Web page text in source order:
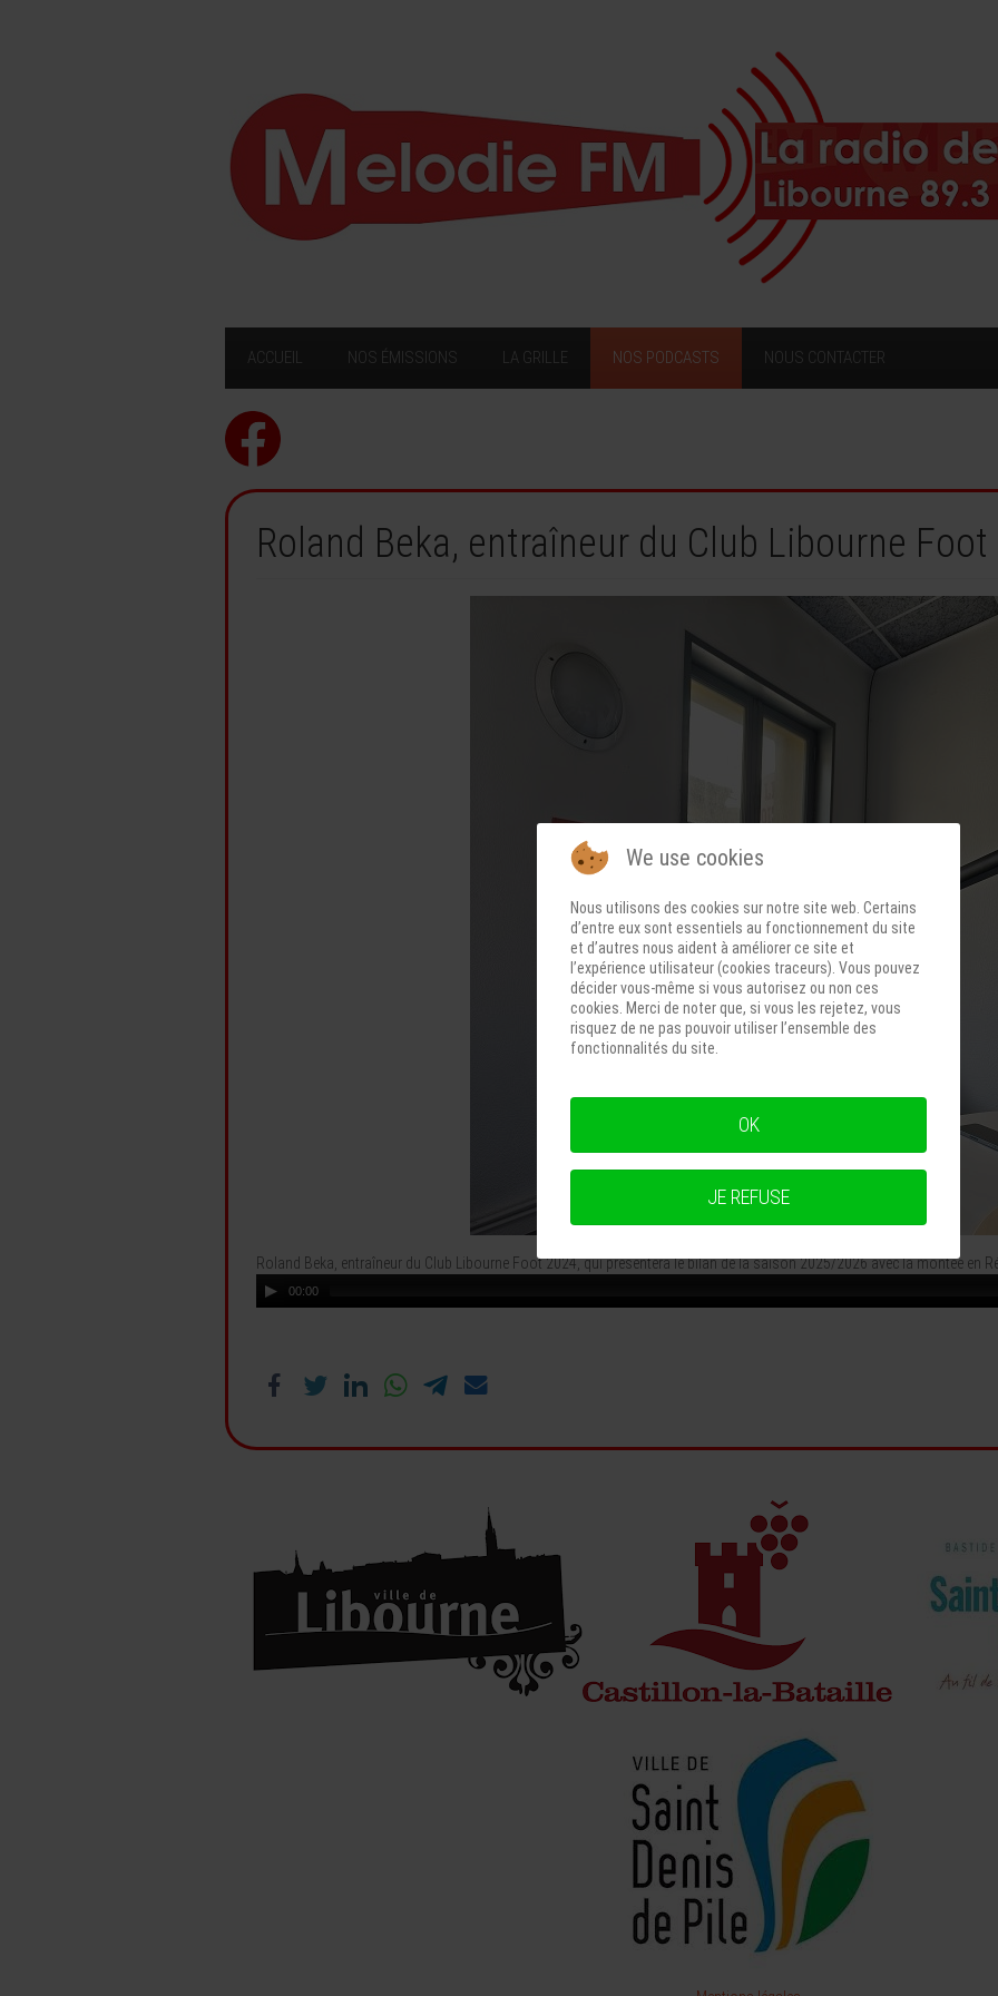
ACCUEIL NOS ÉMISSIONS LA GRILLE NOS PODCASTS NOUS CONTACTER
Roland Beka, entraîneur du Club Libourne
Roland Beka, entraîneur du Club Libourne Foot 2024, qui présentera le bilan de la saison 2025/2026 avec la montée en
00:00
We use cookies
Nous utilisons des cookies sur notre site web. Certains
d’entre eux sont essentiels au fonctionnement du site
et d’autres nous aident à améliorer ce site et
l’expérience utilisateur (cookies traceurs). Vous pouvez
décider vous-même si vous autorisez ou non ces
cookies. Merci de noter que, si vous les rejetez, vous
risquez de ne pas pouvoir utiliser l’ensemble des
fonctionnalités du site.
OK
JE REFUSE